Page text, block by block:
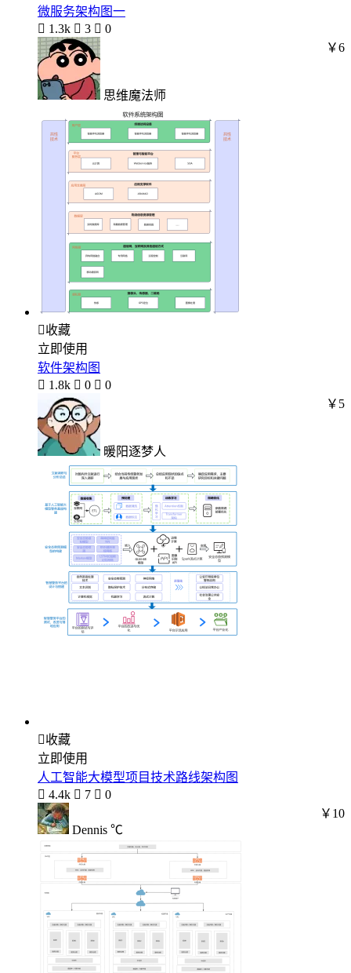
微服务架构图一
 1.3k  3  0
思维魔法师
￥6
收藏
立即使用
软件架构图
 1.8k  0  0
暖阳逐梦人
￥5
收藏
立即使用
人工智能大模型项目技术路线架构图
 4.4k  7  0
Dennis ℃
￥10